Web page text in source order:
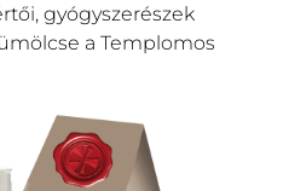
gyógyszerészek
a Templomos